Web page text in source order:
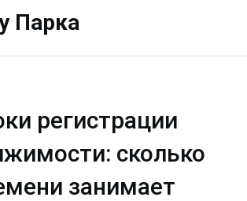
Парка
регистрации
сколько
занимает